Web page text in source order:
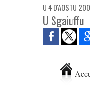
U 4 D'AOSTU
U Sgaiuffu